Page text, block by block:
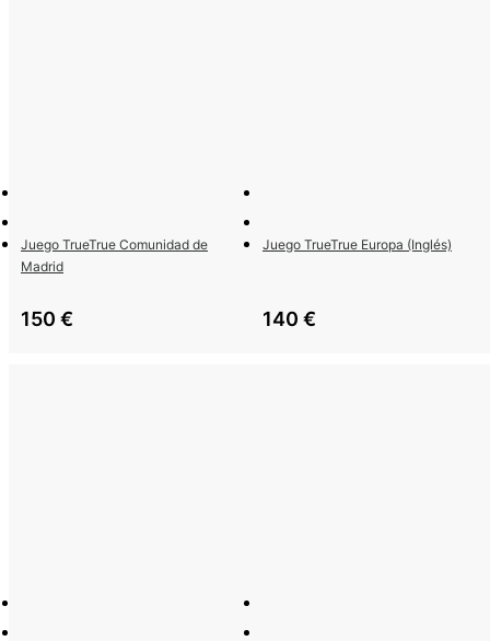
Juego TrueTrue Comunidad de
Madrid
150 €
Juego TrueTrue Europa (Inglés)
140 €